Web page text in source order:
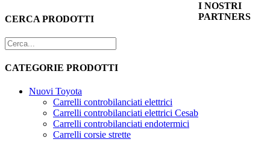
CERCA PRODOTTI
CATEGORIE PRODOTTI
Nuovi Toyota
Carrelli controbilanciati elettrici
Carrelli controbilanciati elettrici Cesab
Carrelli controbilanciati endotermici
Carrelli corsie strette
I NOSTRI
PARTNERS